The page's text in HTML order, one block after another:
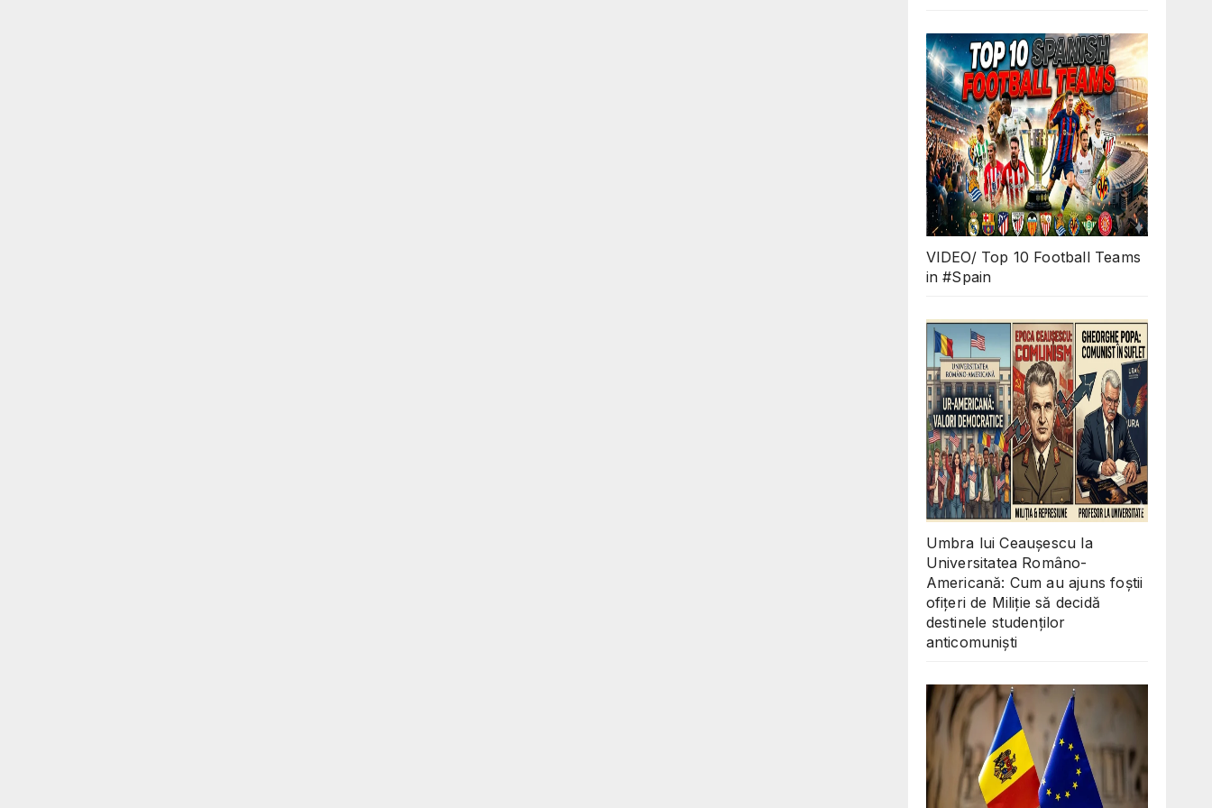
VIDEO/ Top 10 Football Teams
in #Spain
Umbra lui Ceaușescu la
Universitatea Româno-
Americană: Cum au ajuns foștii
ofițeri de Miliție să decidă
destinele studenților
anticomuniști